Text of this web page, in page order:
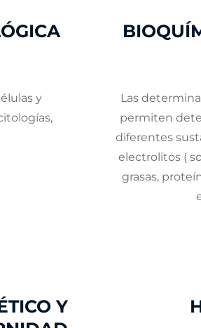
y
Las
permiten
diferentes
electrolitos (
grasas,
Y